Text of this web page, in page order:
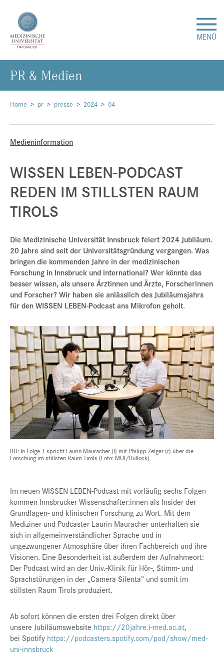
MENÜ
Forschung
Studium & Lehre
Krankenversorgung
Über uns
Internationales
Events
Presse
Jobs
Kontakt
Datenschutz
Service-Links
de |en
Home pr presse 2024 04
Medieninformation
WISSEN LEBEN-PODCAST
REDEN IM STILLSTEN RAUM
TIROLS
Die Medizinische Universität Innsbruck feiert 2024 Jubiläum.
20 Jahre sind seit der Universitätsgründung vergangen. Was
bringen die kommenden Jahre in der medizinischen
Forschung in Innsbruck und international? Wer könnte das
besser wissen, als unsere Ärztinnen und Ärzte, Forscherinnen
und Forscher? Wir haben sie anlässlich des Jubiläumsjahrs
für den WISSEN LEBEN-Podcast ans Mikrofon geholt.
BU: In Folge 1 spricht Laurin Mauracher (l) mit Philipp Zelger (r) über die
Forschung im stillsten Raum Tirols (Foto: MUI/Bullock)
Im neuen WISSEN LEBEN-Podcast mit vorläufig sechs Folgen
kommen Innsbrucker Wissenschafter:innen als Insider der
Grundlagen- und klinischen Forschung zu Wort. Mit dem
Mediziner und Podcaster Laurin Mauracher unterhalten sie
sich in allgemeinverständlicher Sprache und in
ungezwungener Atmosphäre über ihren Fachbereich und ihre
Visionen. Eine Besonderheit ist außerdem der Aufnahmeort:
Der Podcast wird an der Univ.-Klinik für Hör-, Stimm- und
Sprachstörungen in der „Camera Silenta” und somit im
stillsten Raum Tirols produziert.
Ab sofort können die ersten drei Folgen direkt über
unsere Jubiläumswebsite https://20jahre.i-med.ac.at,
bei Spotify https://podcasters.spotify.com/pod/show/med-
uni-innsbruck
PR & Me­di­en